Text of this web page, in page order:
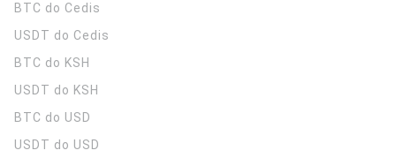
BTC do Cedis
USDT do Cedis
BTC do KSH
USDT do KSH
BTC do USD
USDT do USD